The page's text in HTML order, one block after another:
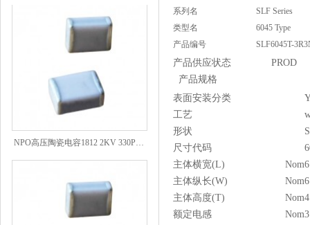
系列名
SLF Series
类型名
6045 Type
产品编号
SLF6045T-
产品供应状态
PROD
产品规格
表面安装分类
工艺
形状
尺寸代码
主体横宽(L)
Nom
主体纵长(W)
Nom
主体高度(T)
Nom
额定电感
Nom